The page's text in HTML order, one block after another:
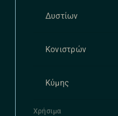
Δυστίων
Κονιστρών
Κύμης
Χρήσιμα